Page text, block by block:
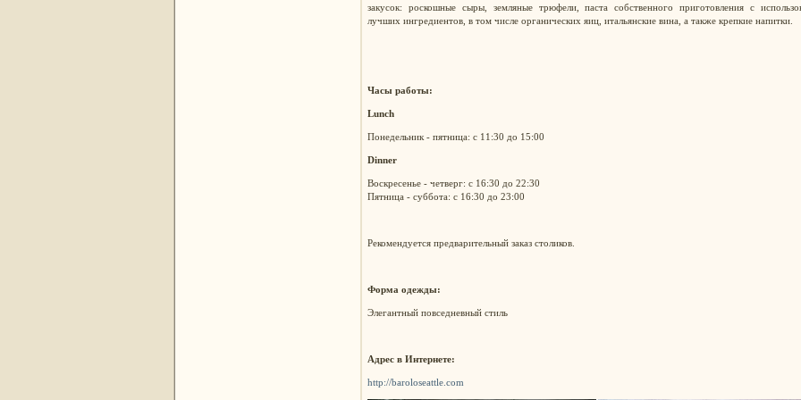
закусок: роскошные сыры, земляные трюфели, паста собственного приготовления с
лучших ингредиентов, в том числе органических яиц, итальянские вина, а также крепкие напитки.
Часы работы:
Lunch
Понедельник - пятница: с 11:30 до 15:00
Dinner
Воскресенье - четверг: с 16:30 до 22:30
Пятница - суббота: с 16:30 до 23:00
Рекомендуется предварительный заказ столиков.
Форма одежды:
Элегантный повседневный стиль
Адрес в Интернете:
http://baroloseattle.com